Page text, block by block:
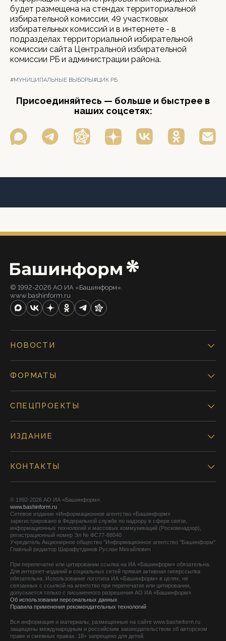
будет размещена на стендах территориальной
избирательной комиссии, 49 участковых
избирательных комиссий и в интернете - в
подразделах территориальной избирательной
комиссии сайта Центральной избирательной
комиссии РБ и администрации района.
#МУНИЦИПАЛЬНЫЕ ВЫБОРЫ#ЦИК РБ
Присоединяйтесь — больше и быстрее в
наших соцсетях:
© 1992-2026 АО ИА «Башинформ».
www.bashinform.ru
НОВОСТИ
ФОРМАТЫ
СПЕЦПРОЕКТЫ
ИЗДАНИЕ
КОНТАКТЫ
© 1992-2026 АО ИА «Башинформ».
www.bashinform.ru
Сетевое издание «Информационное агентство «Башинформ»
зарегистрировано в Федеральной службе по надзору в сфере связи,
информационных технологий и массовых коммуникаций (Роскомнадзор),
регистрационный номер Эл № ФС77-88040
Учредитель Акционерное общество "Информационное агентство "Башинформ"
Главный редактор Шарафутдинов Руслан Михайлович
При перепечатке или цитировании ссылка на ИА «Башинформ» обязательна.
Для интернет-изданий и социальных сетей прямая активная гиперссылка
обязательна. Использование логотипа ИА «Башинформ» в целях, не
связанных с ссылкой на агентство при перепечатке или цитировании,
допускается только с письменного разрешения АО ИА «Башинформ».
Об использовании персональных данных
Правила применения рекомендательных технологий
Вся информация и материалы, размещенные на сайте www.bashinform.ru
защищены международным и российским законодательством об авторском
праве и смежных правах. 18+ запрещено для детей.